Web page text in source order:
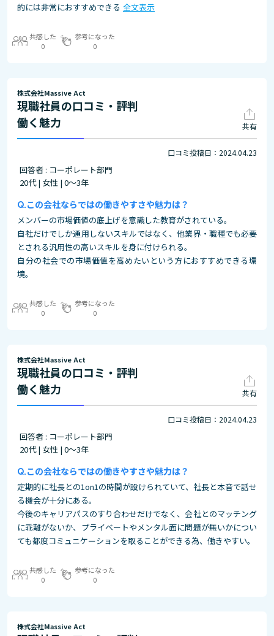
的には非常におすすめできる 全文表示
共感した
0
参考になった
0
株式会社Massive Act
現職社員の口コミ・評判
働く魅力
共有
口コミ投稿日：2024.04.23
回答者 : コーポレート部門
20代 | 女性 | 0～3年
この会社ならではの働きやすさや魅力は？
メンバーの市場価値の底上げを意識した教育がされている。
自社だけでしか通用しないスキルではなく、他業界・職種でも必要
とされる汎用性の高いスキルを身に付けられる。
自分の社会での市場価値を高めたいという方におすすめできる環
境。
共感した
0
参考になった
0
株式会社Massive Act
現職社員の口コミ・評判
働く魅力
共有
口コミ投稿日：2024.04.23
回答者 : コーポレート部門
20代 | 女性 | 0～3年
この会社ならではの働きやすさや魅力は？
定期的に社長との1on1の時間が設けられていて、社長と本音で話せ
る機会が十分にある。
今後のキャリアパスのすり合わせだけでなく、会社とのマッチング
に乖離がないか、プライベートやメンタル面に問題が無いかについ
ても都度コミュニケーションを取ることができる為、働きやすい。
共感した
0
参考になった
0
株式会社Massive Act